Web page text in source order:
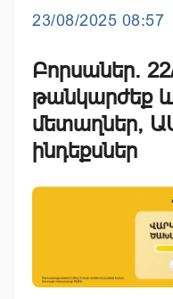
23/08/2025 08:57
Բորսաներ.
թանկարժեք
մետաղներ,
ինդեքսներ